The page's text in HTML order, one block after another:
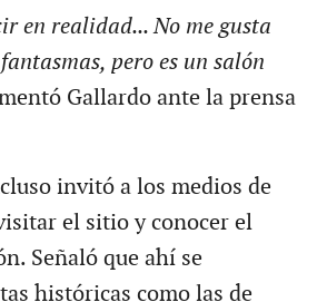
en realidad... No me gusta
pero es un salón
Gallardo ante la prensa
invitó a los medios de
el sitio y conocer el
Señaló que ahí se
históricas como las de